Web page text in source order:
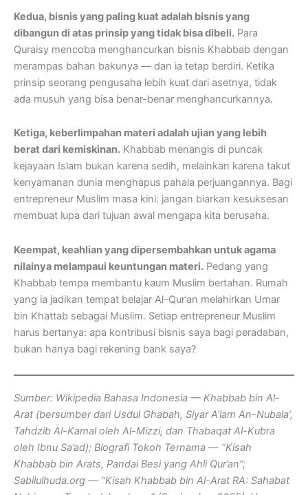
Kedua, bisnis yang paling kuat adalah bisnis yang
dibangun di atas prinsip yang tidak bisa dibeli. Para
Quraisy mencoba menghancurkan bisnis Khabbab dengan
merampas bahan bakunya — dan ia tetap berdiri. Ketika
prinsip seorang pengusaha lebih kuat dari asetnya, tidak
ada musuh yang bisa benar-benar menghancurkannya.
Ketiga, keberlimpahan materi adalah ujian yang lebih
berat dari kemiskinan. Khabbab menangis di puncak
kejayaan Islam bukan karena sedih, melainkan karena takut
kenyamanan dunia menghapus pahala perjuangannya. Bagi
entrepreneur Muslim masa kini: jangan biarkan kesuksesan
membuat lupa dari tujuan awal mengapa kita berusaha.
Keempat, keahlian yang dipersembahkan untuk agama
nilainya melampaui keuntungan materi. Pedang yang
Khabbab tempa membantu kaum Muslim bertahan. Rumah
yang ia jadikan tempat belajar Al-Qur’an melahirkan Umar
bin Khattab sebagai Muslim. Setiap entrepreneur Muslim
harus bertanya: apa kontribusi bisnis saya bagi peradaban,
bukan hanya bagi rekening bank saya?
Sumber: Wikipedia Bahasa Indonesia — Khabbab bin Al-
Arat (bersumber dari Usdul Ghabah, Siyar A’lam An-Nubala’,
Tahdzib Al-Kamal oleh Al-Mizzi, dan Thabaqat Al-Kubra
oleh Ibnu Sa’ad); Biografi Tokoh Ternama — “Kisah
Khabbab bin Arats, Pandai Besi yang Ahli Qur’an”;
Sabilulhuda.org — “Kisah Khabbab bin Al-Arat RA: Sahabat